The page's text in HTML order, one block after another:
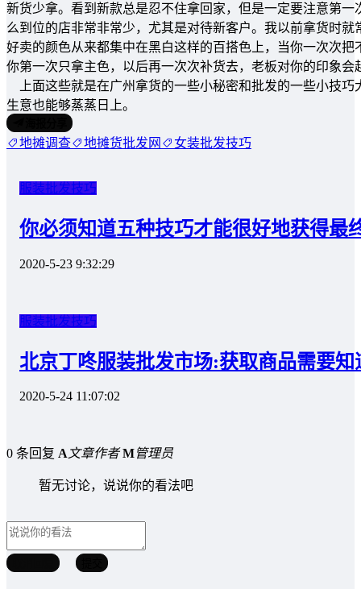
新货少拿。看到新款总是忍不住拿回家，但是一定要注意第
么到位的店非常非常少，尤其是对待新客户。我以前拿货时
好卖的颜色从来都集中在黑白这样的百搭色上，当你一次次
你第一次只拿主色，以后再一次次补货去，老板对你的印象
上面这些就是在广州拿货的一些小秘密和批发的一些小技
生意也能够蒸蒸日上。
地摊调查 地摊货批发网 女装批发技巧
服装批发技巧
你必须知道五种技巧才能很好地获得最
2020-5-23 9:32:29
服装批发技巧
北京丁咚服装批发市场:获取商品需要知
2020-5-24 11:07:02
0 条回复 A文章作者 M管理员
暂无讨论，说说你的看法吧